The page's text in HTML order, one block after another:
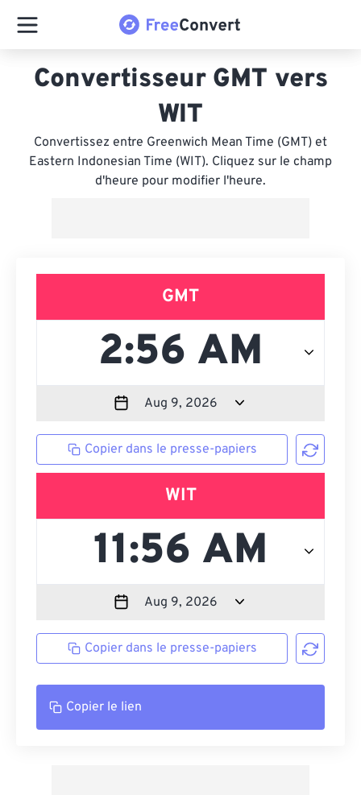
Convertisseur GMT vers
WIT
Convertissez entre Greenwich Mean Time (GMT) et
Eastern Indonesian Time (WIT). Cliquez sur le champ
d'heure pour modifier l'heure.
GMT
Copier dans le presse-papiers
WIT
Copier dans le presse-papiers
Copier le lien